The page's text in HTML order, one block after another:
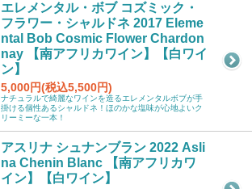
エレメンタル・ボブ コズミック・
フラワー・シャルドネ 2017 Eleme
ntal Bob Cosmic Flower Chardon
nay 【南アフリカワイン】【白ワイ
ン】
5,000円(税込5,500円)
ナチュラルで綺麗なワインを造るエレメンタルボブが手
掛ける個性あるシャルドネ！ほのかな塩味が心地よいク
リーミーな一本！
アスリナ シュナンブラン 2022 Asli
na Chenin Blanc 【南アフリカワ
イン】【白ワイン】